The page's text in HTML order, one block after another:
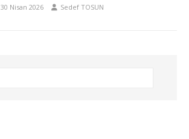
30 Nisan 2026 Sedef TOSUN